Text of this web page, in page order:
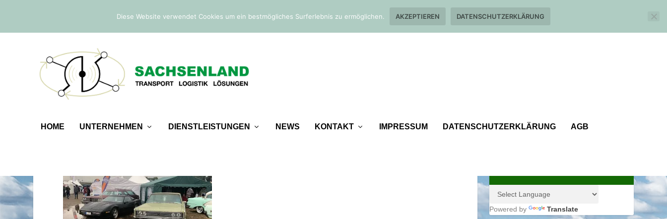
Befreiung von der Sicherheitsleistung
HOME UNTERNEHMEN DIENSTLEISTUNGEN NEWS KONTAKT IMPRESSUM DATENSCHUTZERKLÄRUNG AGB
Powered by Translate
Diese Website verwendet Cookies um ein bestmögliches Surferlebnis zu ermöglichen. AKZEPTIEREN DATENSCHUTZERKLÄRUNG